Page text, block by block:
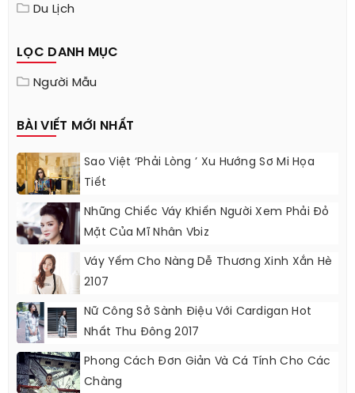
Du Lịch
LỌC DANH MỤC
Người Mẫu
BÀI VIẾT MỚI NHẤT
Sao Việt ‘phải Lòng ’ Xu Hướng Sơ Mi Họa
Tiết
Những Chiếc Váy Khiến Người Xem Phải Đỏ
Mặt Của Mĩ Nhân Vbiz
Váy Yếm Cho Nàng Dễ Thương Xinh Xắn Hè
2107
Nữ Công Sở Sành Điệu Với Cardigan Hot
Nhất Thu Đông 2017
Phong Cách Đơn Giản Và Cá Tính Cho Các
Chàng